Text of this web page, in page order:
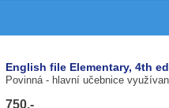
English file Elementary, 4th
Povinná - hlavní učebnice
750,-